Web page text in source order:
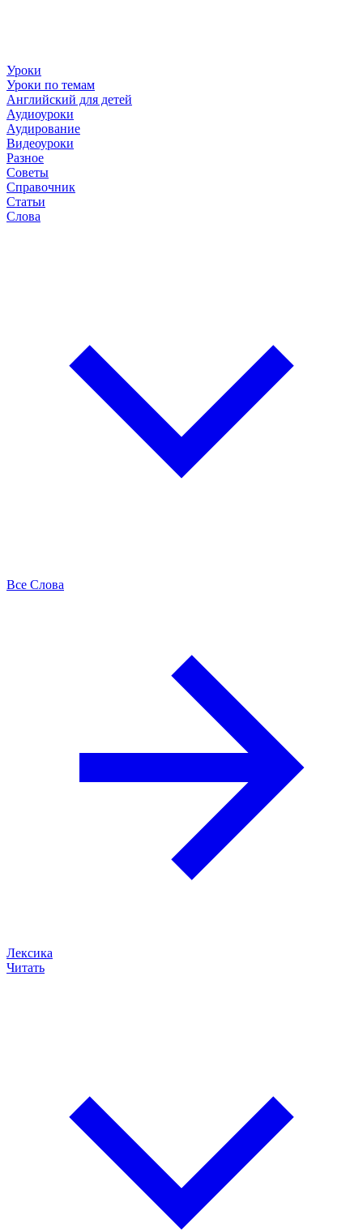
Уроки
Уроки по темам
Английский для детей
Аудиоуроки
Аудирование
Видеоуроки
Разное
Советы
Справочник
Статьи
Слова
Все Слова
Лексика
Читать